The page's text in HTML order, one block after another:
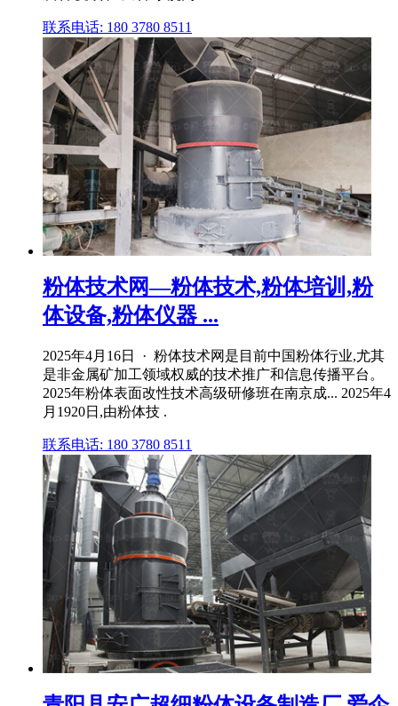
联系电话: 180 3780 8511
粉体技术网—粉体技术,粉体培训,粉
体设备,粉体仪器 ...
2025年4月16日 · 粉体技术网是目前中国粉体行业,尤其
是非金属矿加工领域权威的技术推广和信息传播平台。
2025年粉体表面改性技术高级研修班在南京成... 2025年4
月1920日,由粉体技 .
联系电话: 180 3780 8511